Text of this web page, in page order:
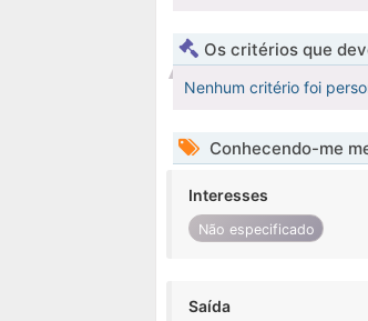
Os critérios que
Nenhum critério foi
Conhecendo-me
Interesses
Não especificado
Saída